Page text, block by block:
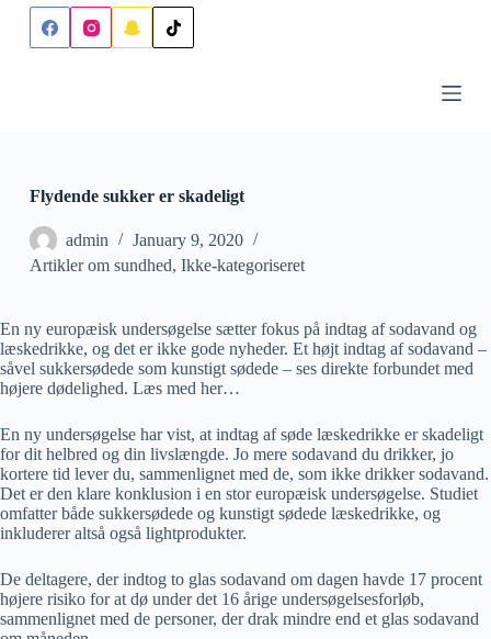
n
Flydende sukker er skadeligt
admin
January 9, 2020
Artikler om sundhed, Ikke-kategoriseret
En ny europæisk undersøgelse sætter fokus på indtag af sodavand og
læskedrikke, og det er ikke gode nyheder. Et højt indtag af sodavand –
såvel sukkersødede som kunstigt sødede – ses direkte forbundet med
højere dødelighed. Læs med her…
En ny undersøgelse har vist, at indtag af søde læskedrikke er skadeligt
for dit helbred og din livslængde. Jo mere sodavand du drikker, jo
kortere tid lever du, sammenlignet med de, som ikke drikker sodavand.
Det er den klare konklusion i en stor europæisk undersøgelse. Studiet
omfatter både sukkersødede og kunstigt sødede læskedrikke, og
inkluderer altså også lightprodukter.
De deltagere, der indtog to glas sodavand om dagen havde 17 procent
højere risiko for at dø under det 16 årige undersøgelsesforløb,
sammenlignet med de personer, der drak mindre end et glas sodavand